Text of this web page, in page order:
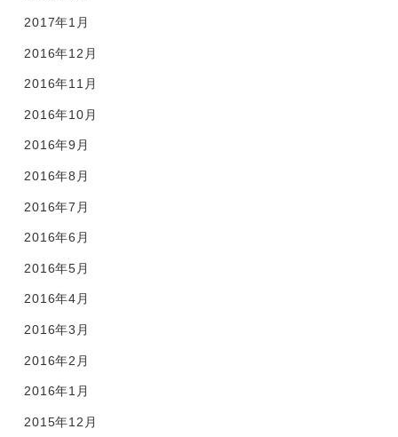
2017年1月
2016年12月
2016年11月
2016年10月
2016年9月
2016年8月
2016年7月
2016年6月
2016年5月
2016年4月
2016年3月
2016年2月
2016年1月
2015年12月